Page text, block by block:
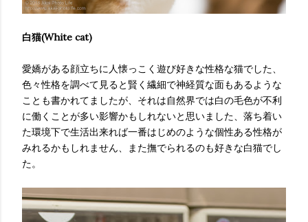
白猫(White cat)
愛嬌がある顔立ちに人懐っこく遊び好きな性格な猫でした、
色々性格を調べて見ると賢く繊細で神経質な面もあるような
ことも書かれてましたが、それは自然界では白の毛色が不利
に働くことが多い影響かもしれないと思いました、落ち着い
た環境下で生活出来れば一番はじめのような個性ある性格が
みれるかもしれません、また撫でられるのも好きな白猫でし
た。